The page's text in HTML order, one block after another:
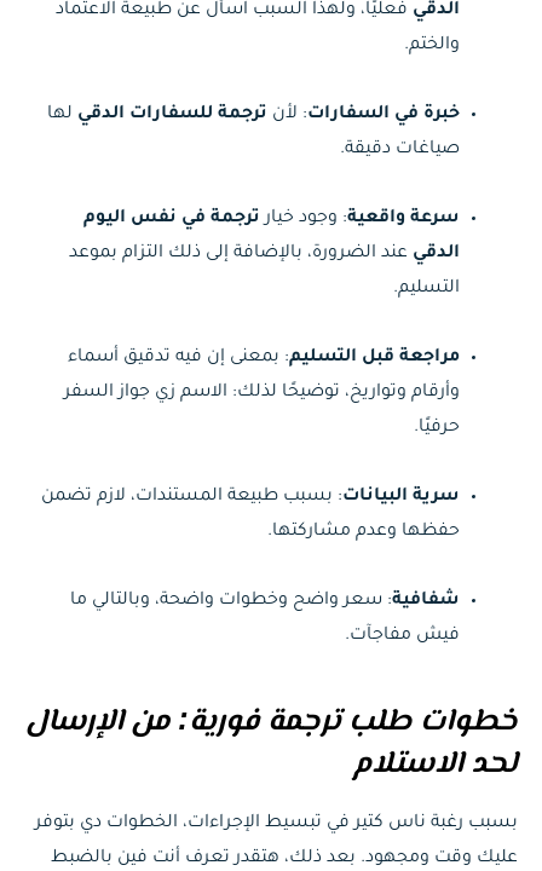
الدقي فعليًا، ولهذا السبب اسأل عن طبيعة الاعتماد
والختم.
خبرة في السفارات: لأن ترجمة للسفارات الدقي لها
صياغات دقيقة.
سرعة واقعية: وجود خيار ترجمة في نفس اليوم
الدقي عند الضرورة، بالإضافة إلى ذلك التزام بموعد
التسليم.
مراجعة قبل التسليم: بمعنى إن فيه تدقيق أسماء
وأرقام وتواريخ، توضيحًا لذلك: الاسم زي جواز السفر
حرفيًا.
سرية البيانات: بسبب طبيعة المستندات، لازم تضمن
حفظها وعدم مشاركتها.
شفافية: سعر واضح وخطوات واضحة، وبالتالي ما
فيش مفاجآت.
خطوات طلب ترجمة فورية: من الإرسال
لحد الاستلام
بسبب رغبة ناس كتير في تبسيط الإجراءات، الخطوات دي بتوفر
عليك وقت ومجهود. بعد ذلك، هتقدر تعرف أنت فين بالضبط